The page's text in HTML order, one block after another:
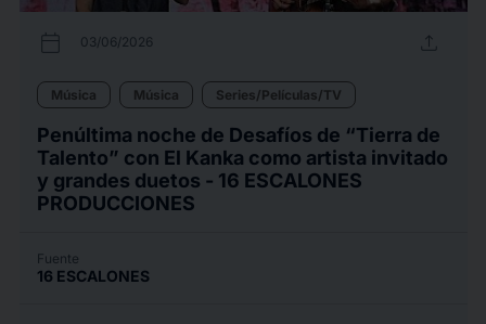
calendar_today 03/06/2026 upload
Música Música Series/Películas/TV
Penúltima noche de Desafíos de “Tierra de
Talento” con El Kanka como artista invitado
y grandes duetos - 16 ESCALONES
PRODUCCIONES
Fuente
16 ESCALONES